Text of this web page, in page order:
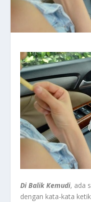
Di Balik Kemudi, ada
dengan kata-kata